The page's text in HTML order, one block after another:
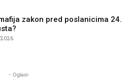
zakon pred poslanicima 24.
- Oglasi-